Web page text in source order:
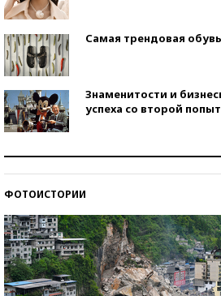
Самая трендовая обувь
Знаменитости и
успеха со второй
ФОТОИСТОРИИ